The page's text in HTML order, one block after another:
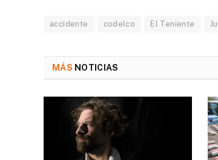
accidente codelco El Teniente
MÁS NOTICIAS